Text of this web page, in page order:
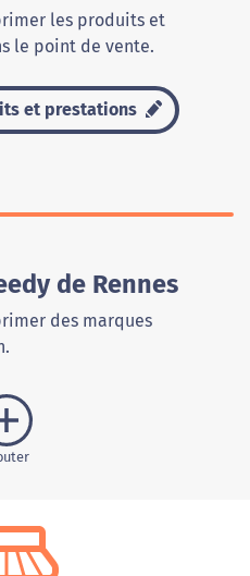
les produits et
le point de vente.
et prestations
de Rennes
des marques